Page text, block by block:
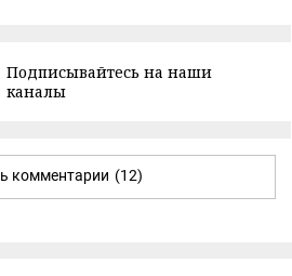
Подписывайтесь на наши
каналы
комментарии (12)